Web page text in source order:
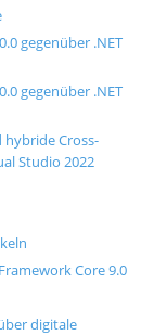
gegenüber .NET
gegenüber .NET
hybride Cross-
Studio 2022
Core 9.0
digitale